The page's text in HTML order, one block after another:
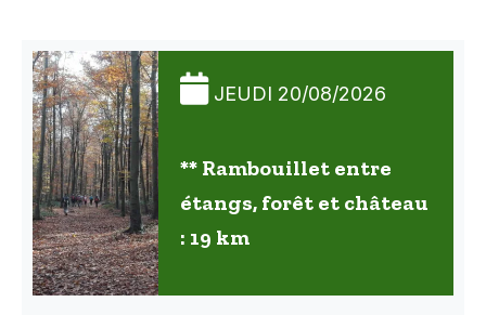
JEUDI 20/08/2026
** Rambouillet entre
étangs, forêt et château
: 19 km